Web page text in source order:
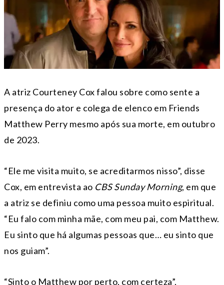
A atriz Courteney Cox falou sobre como sente a
presença do ator e colega de elenco em Friends
Matthew Perry mesmo após sua morte, em outubro
de 2023.
“Ele me visita muito, se acreditarmos nisso”, disse
Cox, em entrevista ao CBS Sunday Morning, em que
a atriz se definiu como uma pessoa muito espiritual.
“Eu falo com minha mãe, com meu pai, com Matthew.
Eu sinto que há algumas pessoas que… eu sinto que
nos guiam”.
“Sinto o Matthew por perto, com certeza”,